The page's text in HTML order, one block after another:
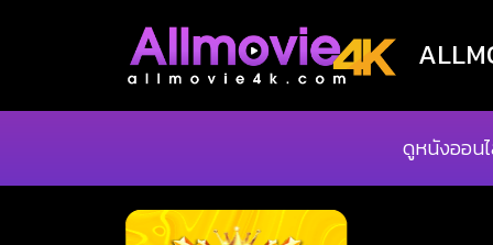
ดูหนังออน